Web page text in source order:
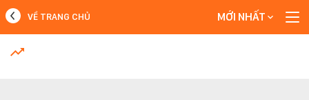
MỚI NHẤT
VỀ TRANG CHỦ MỚI NHẤT